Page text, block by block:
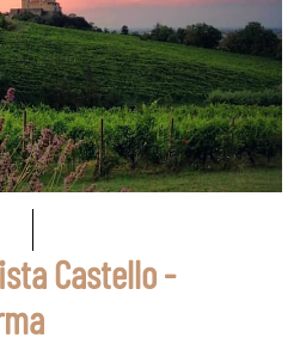
Castello -